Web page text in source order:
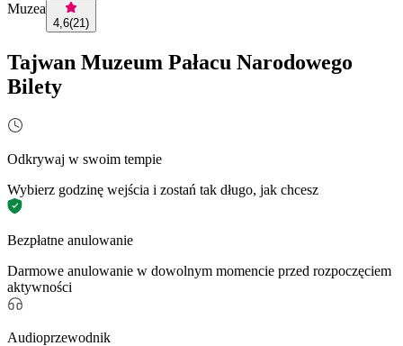
Muzea
4,6(21)
Tajwan Muzeum Pałacu Narodowego
Bilety
Odkrywaj w swoim tempie
Wybierz godzinę wejścia i zostań tak długo, jak chcesz
Bezpłatne anulowanie
Darmowe anulowanie w dowolnym momencie przed rozpoczęciem
aktywności
Audioprzewodnik